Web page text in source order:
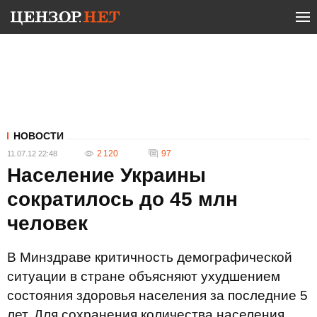
НОВОСТИ
11.07.12 22:48 2 120 97
Население Украины
сократилось до 45 млн
человек
В Минздраве критичность демографической
ситуации в стране объясняют ухудшением
состояния здоровья населения за последние 5